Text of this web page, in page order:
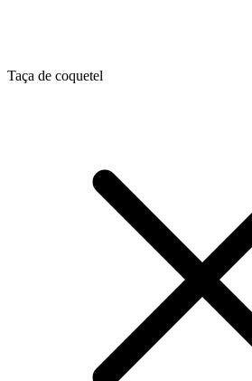
Taça de coquetel